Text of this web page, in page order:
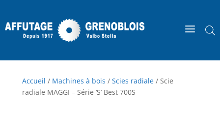
a
Accueil / Machines à bois / Scies radiale/ Scie
radiale MAGGI – Série ‘S’ Best 700S